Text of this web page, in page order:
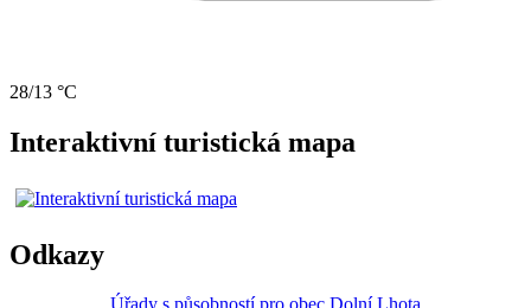
28/13 °C
Interaktivní turistická mapa
Odkazy